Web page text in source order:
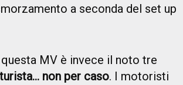
a seconda del set up
MV è invece il noto tre
turista… non per caso. I motoristi